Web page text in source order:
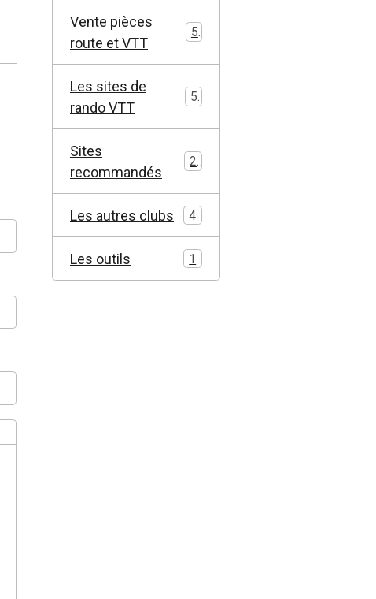
Vente pièces
route et VTT
5
Les sites de
rando VTT
5
Sites
recommandés
2
Les autres clubs 4
Les outils 1